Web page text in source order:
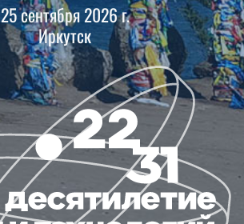
25 сентября 2026 г.
Иркутск